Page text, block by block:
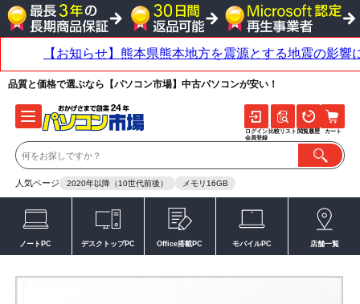
品質と価格で選ぶなら【パソコン市場】中古パソコンが安い！
人気ページ 2020年以降（10世代前後） メモリ16GB
ログイン
会員登録
比較リスト 閲覧履歴 カート
ノートPC デスクトップPC Office搭載PC モバイルPC 店舗一覧